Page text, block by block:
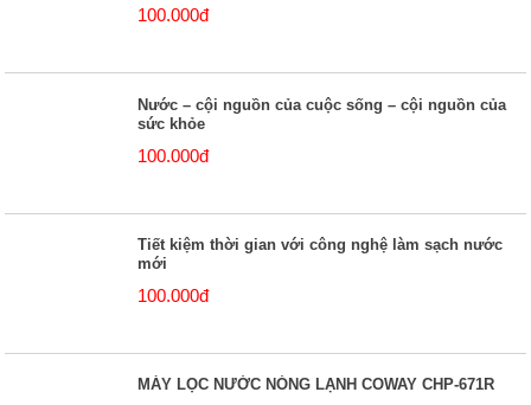
100.000đ
Nước – cội nguồn của cuộc sống – cội nguồn của
sức khỏe
100.000đ
Tiết kiệm thời gian với công nghệ làm sạch nước
mới
100.000đ
MÁY LỌC NƯỚC NÓNG LẠNH COWAY CHP-671R